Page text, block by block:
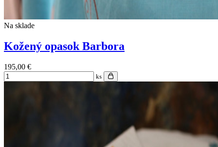
Na sklade
Kožený opasok Barbora
195,00 €
ks